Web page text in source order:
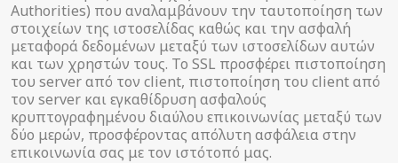
Authorities) που αναλαμβάνουν την ταυτοποίηση των
στοιχείων της ιστοσελίδας καθώς και την ασφαλή
μεταφορά δεδομένων μεταξύ των ιστοσελίδων αυτών
και των χρηστών τους. Το SSL προσφέρει πιστοποίηση
του server από τον client, πιστοποίηση του client από
τον server και εγκαθίδρυση ασφαλούς
κρυπτογραφημένου διαύλου επικοινωνίας μεταξύ των
δύο μερών, προσφέροντας απόλυτη ασφάλεια στην
επικοινωνία σας με τον ιστότοπό μας.